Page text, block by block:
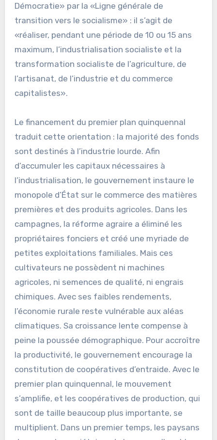
Démocratie» par la «Ligne générale de
transition vers le socialisme» : il s’agit de
«réaliser, pendant une période de 10 ou 15 ans
maximum, l’industrialisation socialiste et la
transformation socialiste de l’agriculture, de
l’artisanat, de l’industrie et du commerce
capitalistes».
Le financement du premier plan quinquennal
traduit cette orientation : la majorité des fonds
sont destinés à l’industrie lourde. Afin
d’accumuler les capitaux nécessaires à
l’industrialisation, le gouvernement instaure le
monopole d’État sur le commerce des matières
premières et des produits agricoles. Dans les
campagnes, la réforme agraire a éliminé les
propriétaires fonciers et créé une myriade de
petites exploitations familiales. Mais ces
cultivateurs ne possèdent ni machines
agricoles, ni semences de qualité, ni engrais
chimiques. Avec ses faibles rendements,
l’économie rurale reste vulnérable aux aléas
climatiques. Sa croissance lente compense à
peine la poussée démographique. Pour accroître
la productivité, le gouvernement encourage la
constitution de coopératives d’entraide. Avec le
premier plan quinquennal, le mouvement
s’amplifie, et les coopératives de production, qui
sont de taille beaucoup plus importante, se
multiplient. Dans un premier temps, les paysans